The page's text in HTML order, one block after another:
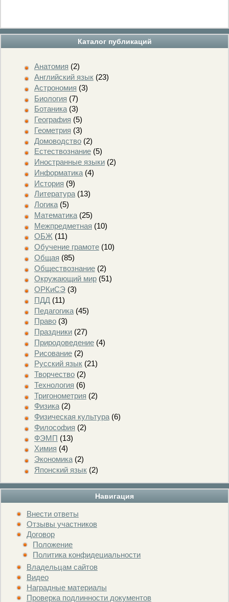
Каталог публикаций
Анатомия (2)
Английский язык(23)
Астрономия (3)
Биология (7)
Ботаника(3)
География (5)
Геометрия (3)
Домоводство(2)
Естествознание(5)
Иностранные языки(2)
Информатика(4)
История (9)
Литература(13)
Логика(5)
Математика(25)
Межпредметная (10)
ОБЖ (11)
Обучение грамоте(10)
Общая (85)
Обществознание(2)
Окружающий мир(51)
ОРКиСЭ(3)
ПДД (11)
Педагогика(45)
Право(3)
Праздники(27)
Природоведение(4)
Рисование(2)
Русский язык(21)
Творчество(2)
Технология (6)
Тригонометрия (2)
Физика(2)
Физическая культура(6)
Философия (2)
ФЭМП (13)
Химия (4)
Экономика(2)
Японский язык(2)
Навигация
Внести ответы
Отзывы участников
Договор
Положение
Политика конфидециальности
Владельцам сайтов
Видео
Наградные материалы
Проверка подлинности документов